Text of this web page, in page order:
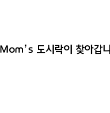
Mom’s 도시락이 찾아갑니